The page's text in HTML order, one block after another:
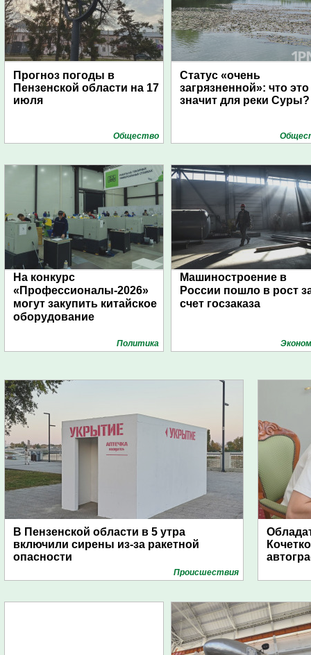
Прогноз погоды в
Пензенской области на 17
июля
Общество
Статус «очень
загрязненной»: что это
значит для реки Суры?
На конкурс
«Профессионалы-2026»
могут закупить китайское
оборудование
Политика
Машиностроение в
России пошло в рост
счет госзаказа
В Пензенской области в 5 утра
включили сирены из-за ракетной
опасности
Проиcшествия